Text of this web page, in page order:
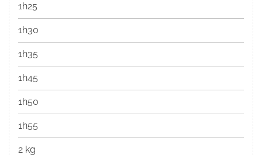
1h25
1h30
1h35
1h45
1h50
1h55
2 kg